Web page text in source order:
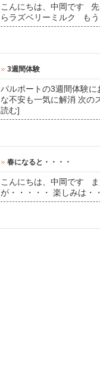
こんにちは、中岡です
らラズベリーミルク もう
3週間体験
パルポートの3週間体験
な不安も一気に解消 次の
読む]
春になると・・・・
こんにちは、中岡です
が・・・・・ 楽しみは